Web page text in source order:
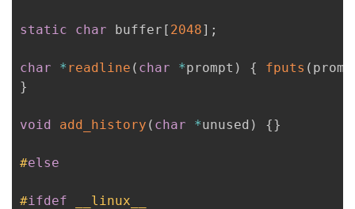
static char buffer [ 2048] ;
char * readline ( char *prompt ) { fputs (
}
void add_history ( char *unused ) {}
#else
#ifdef
__linux__